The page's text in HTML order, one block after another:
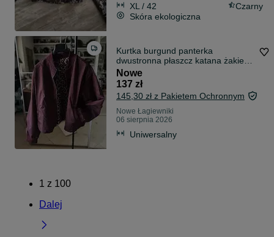
XL / 42
Czarny
Skóra ekologiczna
Kurtka burgund panterka
dwustronna płaszcz katana żakiet
bomberka
Nowe
137 zł
145,30 zł z Pakietem Ochronnym
Nowe Łagiewniki
06 sierpnia 2026
Uniwersalny
1 z 100
Dalej